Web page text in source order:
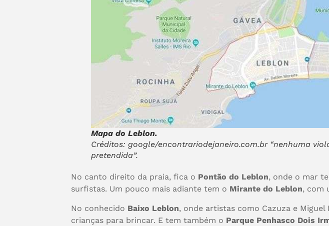
Mapa do Leblon.
Créditos: google/encontrariodejaneiro.com.br “nenhuma
pretendida”.
No canto direito da praia, fica o Pontão do Leblon, onde o mar
surfistas. Um pouco mais adiante tem o Mirante do Leblon, com
No conhecido Baixo Leblon, onde artistas como Cazuza e
crianças para brincar. E tem também o Parque Penhasco Dois